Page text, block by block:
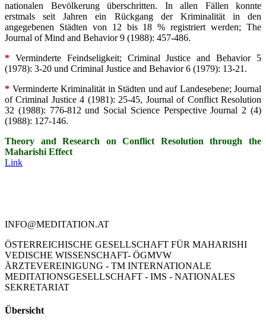
nationalen Bevölkerung überschritten. In allen Fällen konnte
erstmals seit Jahren ein Rückgang der Kriminalität in den
angegebenen Städten von 12 bis 18 % registriert werden; The
Journal of Mind and Behavior 9 (1988): 457-486.
* Verminderte Feindseligkeit; Criminal Justice and Behavior 5
(1978): 3-20 und Criminal Justice and Behavior 6 (1979): 13-21.
* Verminderte Kriminalität in Städten und auf Landesebene; Journal
of Criminal Justice 4 (1981): 25-45, Journal of Conflict Resolution
32 (1988): 776-812 und Social Science Perspective Journal 2 (4)
(1988): 127-146.
Theory and Research on Conflict Resolution through the
Maharishi Effect
Link
INFO@MEDITATION.AT
ÖSTERREICHISCHE GESELLSCHAFT FÜR MAHARISHI
VEDISCHE WISSENSCHAFT- ÖGMVW
ÄRZTEVEREINIGUNG - TM INTERNATIONALE
MEDITATIONSGESELLSCHAFT - IMS - NATIONALES
SEKRETARIAT
Toggle
Übersicht